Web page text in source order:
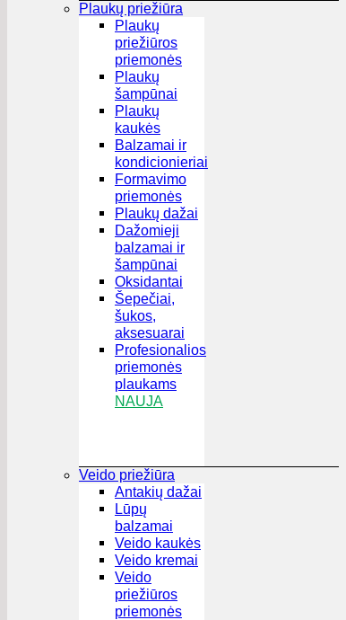
Plaukų priežiūra
Plaukų
priežiūros
priemonės
Plaukų
šampūnai
Plaukų
kaukės
Balzamai ir
kondicionieriai
Formavimo
priemonės
Plaukų dažai
Dažomieji
balzamai ir
šampūnai
Oksidantai
Šepečiai,
šukos,
aksesuarai
Profesionalios
priemonės
plaukams
NAUJA
Veido priežiūra
Antakių dažai
Lūpų
balzamai
Veido kaukės
Veido kremai
Veido
priežiūros
priemonės